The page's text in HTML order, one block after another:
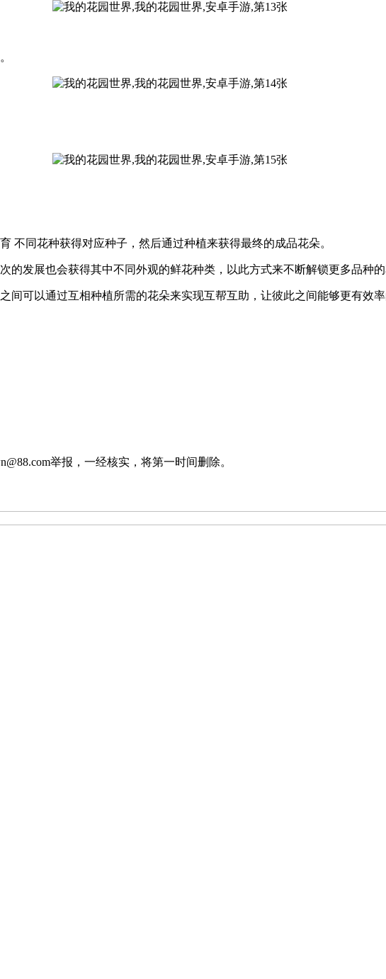
不同花种获得对应种子，然后通过种植来获得最终的成品花朵。
的发展也会获得其中不同外观的鲜花种类，以此方式来不断解锁更多品种的
可以通过互相种植所需的花朵来实现互帮互助，让彼此之间能够更有效率
举报，一经核实，将第一时间删除。